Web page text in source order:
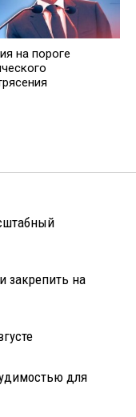
на пороге
закрепить на
для